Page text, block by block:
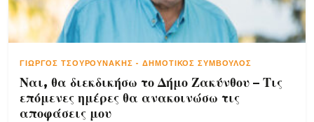
ΓΙΏΡΓΟΣ ΤΣΟΥΡΟΥΝΆΚΗΣ -ΔΗΜΟΤΙΚΌΣ ΣΎΜΒΟΥΛΟΣ
Ναι, θα διεκδικήσω το Δήμο Ζακύνθου – Τις
επόμενες ημέρες θα ανακοινώσω τις
αποφάσεις μου